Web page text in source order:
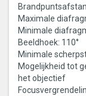
Maximale
Minimale
Beeldhoek: 110°
Minimale
Mogelijkheid tot
het objectief